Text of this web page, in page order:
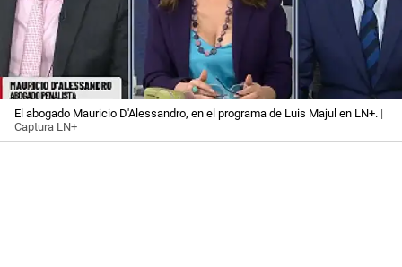
El abogado Mauricio D'Alessandro, en el programa de Luis Majul en LN+. |
Captura LN+